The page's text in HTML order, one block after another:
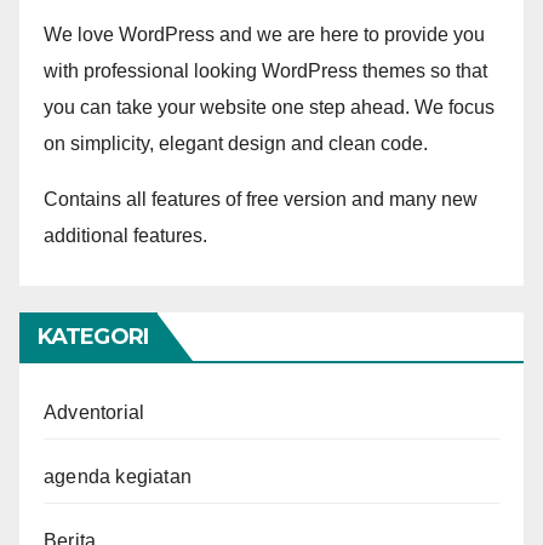
We love WordPress and we are here to provide you
with professional looking WordPress themes so that
you can take your website one step ahead. We focus
on simplicity, elegant design and clean code.
Contains all features of free version and many new
additional features.
KATEGORI
Adventorial
agenda kegiatan
Berita